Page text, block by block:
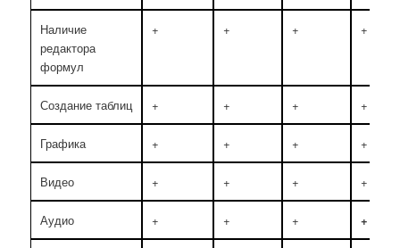
Наличие
редактора
формул
+ + + +
Создание таблиц + + + +
Графика + + + +
Видео + + + +
Аудио + + + +